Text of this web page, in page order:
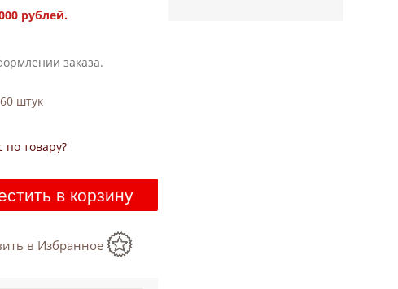
рублей.
заказа.
штук
по товару?
в корзину
в Избранное